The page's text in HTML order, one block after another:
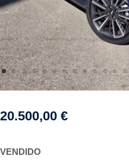
20.500,00 €
VENDIDO